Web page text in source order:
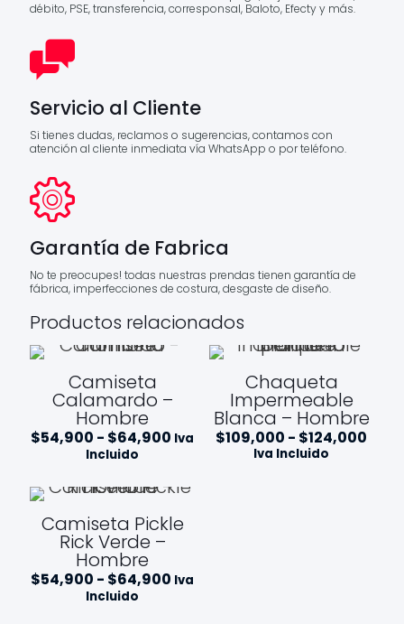
débito, PSE, transferencia, corresponsal, Baloto, Efecty y más.
Servicio al Cliente
Si tienes dudas, reclamos o sugerencias, contamos con
atención al cliente inmediata vía WhatsApp o por teléfono.
Garantía de Fabrica
No te preocupes! todas nuestras prendas tienen garantía de
fábrica, imperfecciones de costura, desgaste de diseño.
Productos relacionados
Camiseta
Calamardo –
Hombre
$54,900 - $64,900 Rango
desde
$54,900
hasta
$64,900
Iva
Incluido
Chaqueta
Impermeable
Blanca – Hombre
$109,000 - $124,000
Iva Incluido
Camiseta Pickle
Rick Verde –
Hombre
$54,900 - $64,900 Rango
Iva
Incluido